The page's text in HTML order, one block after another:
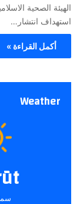
الهيئة الصحية
استهداف انتشار…
أكمل القراءة »
Weather